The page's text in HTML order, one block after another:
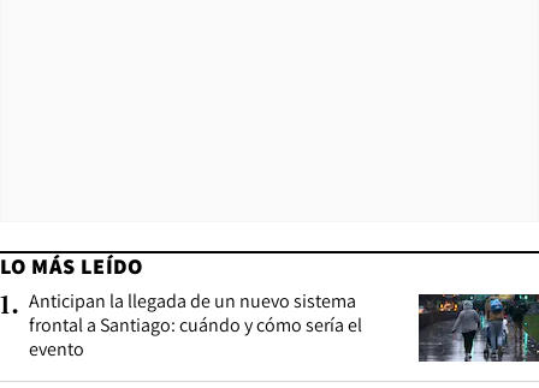
LO MÁS LEÍDO
1. Anticipan la llegada de un nuevo sistema
frontal a Santiago: cuándo y cómo sería el
evento